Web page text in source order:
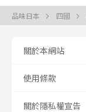
品味日本 四國
關於本網站
使用條款
關於隱私權宣告